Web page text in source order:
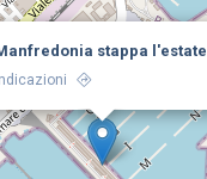
stappa l'estate
Indicazioni